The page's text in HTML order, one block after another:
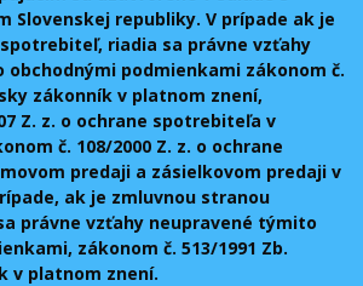
Slovenskej republiky. V prípade ak je
riadia sa právne vzťahy
podmienkami zákonom č.
zákonník v platnom znení,
Z. z. o ochrane spotrebiteľa v
č. 108/2000 Z. z. o ochrane
predaji a zásielkovom predaji v
ak je zmluvnou stranou
právne vzťahy neupravené týmito
zákonom č. 513/1991 Zb.
v platnom znení.